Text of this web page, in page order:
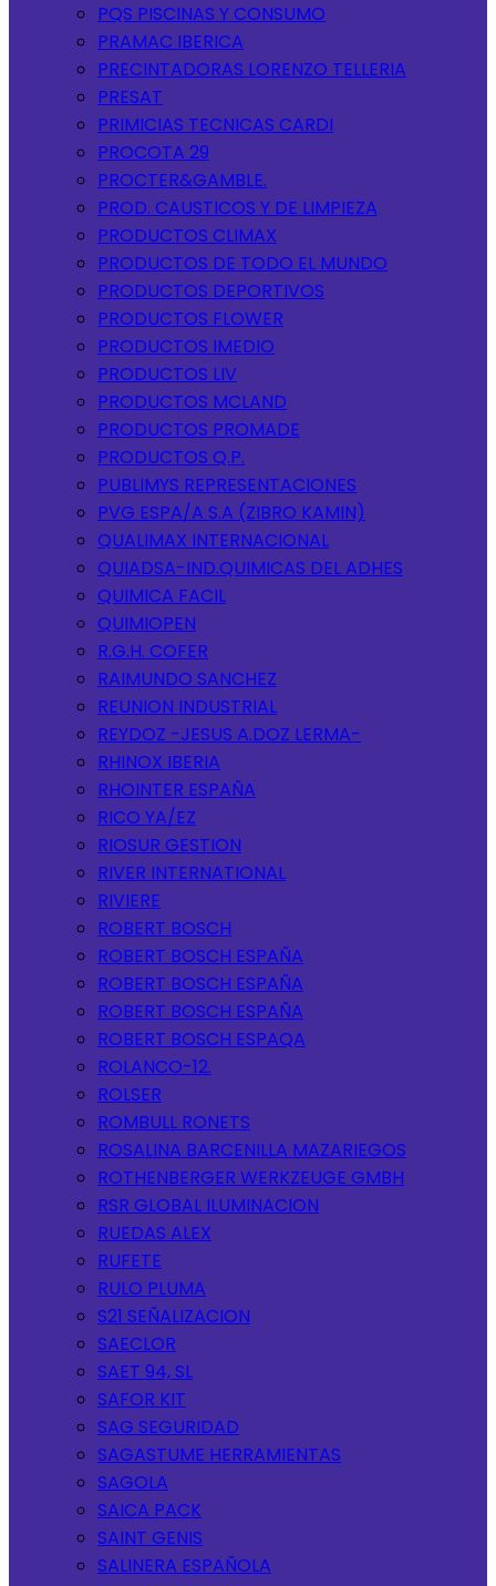
PQS PISCINAS Y CONSUMO
PRAMAC IBERICA
PRECINTADORAS LORENZO TELLERIA
PRESAT
PRIMICIAS TECNICAS CARDI
PROCOTA 29
PROCTER&GAMBLE.
PROD. CAUSTICOS Y DE LIMPIEZA
PRODUCTOS CLIMAX
PRODUCTOS DE TODO EL MUNDO
PRODUCTOS DEPORTIVOS
PRODUCTOS FLOWER
PRODUCTOS IMEDIO
PRODUCTOS LIV
PRODUCTOS MCLAND
PRODUCTOS PROMADE
PRODUCTOS Q.P.
PUBLIMYS REPRESENTACIONES
PVG ESPA/A S.A (ZIBRO KAMIN)
QUALIMAX INTERNACIONAL
QUIADSA-IND.QUIMICAS DEL ADHES
QUIMICA FACIL
QUIMIOPEN
R.G.H. COFER
RAIMUNDO SANCHEZ
REUNION INDUSTRIAL
REYDOZ -JESUS A.DOZ LERMA-
RHINOX IBERIA
RHOINTER ESPAÑA
RICO YA/EZ
RIOSUR GESTION
RIVER INTERNATIONAL
RIVIERE
ROBERT BOSCH
ROBERT BOSCH ESPAÑA
ROBERT BOSCH ESPAÑA
ROBERT BOSCH ESPAÑA
ROBERT BOSCH ESPAQA
ROLANCO-12.
ROLSER
ROMBULL RONETS
ROSALINA BARCENILLA MAZARIEGOS
ROTHENBERGER WERKZEUGE GMBH
RSR GLOBAL ILUMINACION
RUEDAS ALEX
RUFETE
RULO PLUMA
S21 SEÑALIZACION
SAECLOR
SAET 94, SL
SAFOR KIT
SAG SEGURIDAD
SAGASTUME HERRAMIENTAS
SAGOLA
SAICA PACK
SAINT GENIS
SALINERA ESPAÑOLA